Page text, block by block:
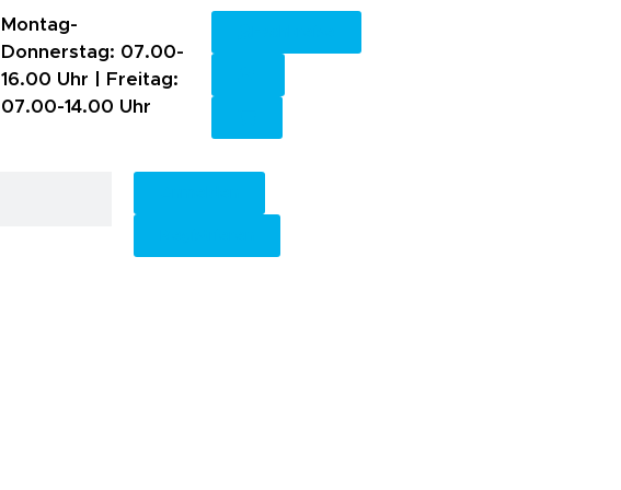
Montag-
Donnerstag: 07.00-
16.00 Uhr |
Freitag:
07.00-14.00 Uhr